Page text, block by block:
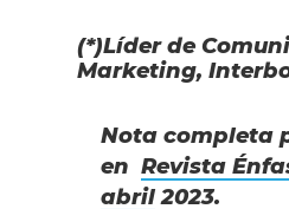
(*)Líder de
Marketing,
Nota completa
en Revista
abril2023.